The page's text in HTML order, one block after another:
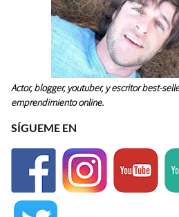
Actor, blogger, youtuber, y escritor best-
emprendimiento online.
SÍGUEME EN